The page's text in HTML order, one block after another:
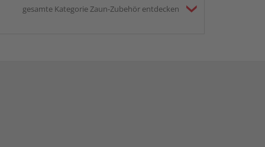
gesamte Kategorie Zaun-Zubehör entdecken